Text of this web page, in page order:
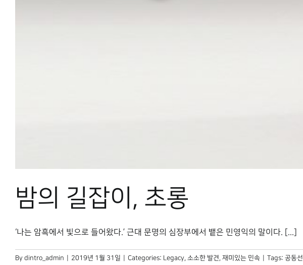
밤의 길잡이, 초롱
‘나는 암흑에서 빛으로 들어왔다.’ 근대 문명의 심장부에서 뱉은 민영익의 말이다. [...]
By dintro_admin 2019년 1월 31일 Categories: Legacy, 소소한 발견, 재미있는 민속 Tags: 공동선